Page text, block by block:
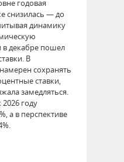
годовая
снизилась — до
динамику
в декабре пошел
В
сохранять
ставки,
замедляться.
году
а в перспективе